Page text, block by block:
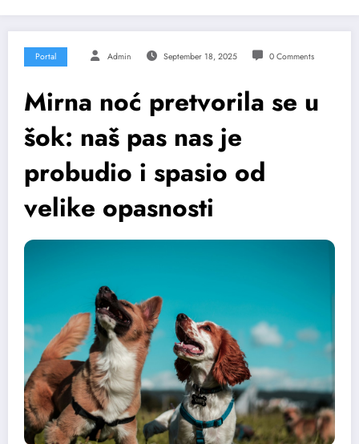
Portal Admin September 18, 2025 0 Comments
Mirna noć pretvorila se u
šok: naš pas nas je
probudio i spasio od
velike opasnosti